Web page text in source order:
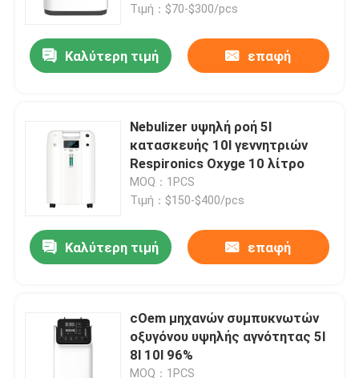
Τιμή：$70-$300/pcs
Καλύτερη τιμή επαφή
Nebulizer υψηλή ροή 5l
κατασκευής 10l γεννητριών
Respironics Oxyge 10 λίτρο
MOQ：1PCS
Τιμή：$150-$400/pcs
Καλύτερη τιμή επαφή
cOem μηχανών συμπυκνωτών
οξυγόνου υψηλής αγνότητας 5l
8l 10l 96%
MOQ：1PCS